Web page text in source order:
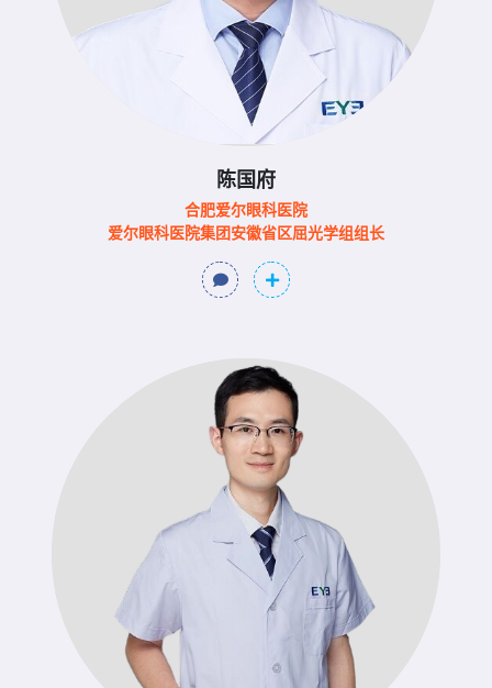
陈国府
合肥爱尔眼科医院
爱尔眼科医院集团安徽省区屈光学组组长